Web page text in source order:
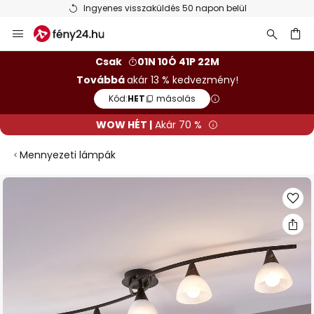
Ingyenes visszaküldés 50 napon belül
Ugrás
a
Csak
01N 10Ó 41P 22M
Továbbáakár 13 % kedvezmény!
Kód:HET másolás
WOW HÉT | Akár 70 %
Mennyezeti lámpák
Ugrás